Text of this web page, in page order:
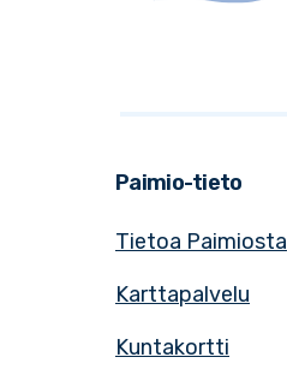
Paimio-tieto
Tietoa Paimiosta
Karttapalvelu
Kuntakortti